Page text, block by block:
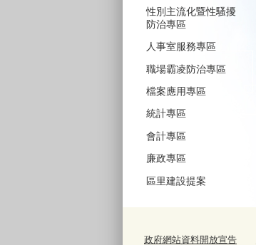
性別主流化暨性騷擾
防治專區
人事室服務專區
職場霸凌防治專區
檔案應用專區
統計專區
會計專區
廉政專區
區里建設提案
政府網站資料開放宣告